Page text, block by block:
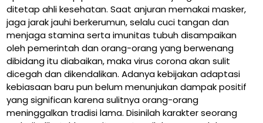
ditetap ahli kesehatan. Saat anjuran memakai masker,
jaga jarak jauhi berkerumun, selalu cuci tangan dan
menjaga stamina serta imunitas tubuh disampaikan
oleh pemerintah dan orang-orang yang berwenang
dibidang itu diabaikan, maka virus corona akan sulit
dicegah dan dikendalikan. Adanya kebijakan adaptasi
kebiasaan baru pun belum menunjukan dampak positif
yang significan karena sulitnya orang-orang
meninggalkan tradisi lama. Disinilah karakter seorang